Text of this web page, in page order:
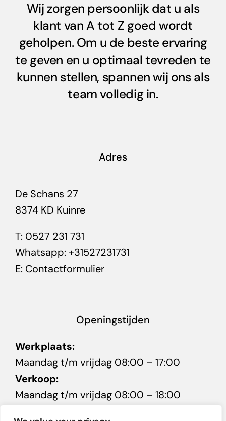
Wij zorgen persoonlijk dat u als
klant van A tot Z goed wordt
geholpen. Om u de beste ervaring
te geven en u optimaal tevreden te
kunnen stellen, spannen wij ons als
team volledig in.
Adres
De Schans 27
8374 KD Kuinre
T: 0527 231 731
Whatsapp: +31527231731
E: Contactformulier
Openingstijden
Werkplaats:
Maandag t/m vrijdag 08:00 – 17:00
Verkoop:
Maandag t/m vrijdag 08:00 – 18:00